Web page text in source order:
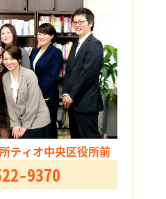
ティオ中央区役所前
9370